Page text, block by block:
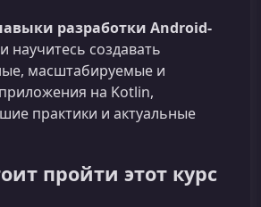
разработки Android-
и научитесь создавать
масштабируемые и
на Kotlin,
практики и актуальные
пройти этот курс